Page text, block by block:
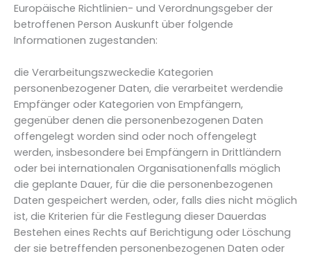
Europäische Richtlinien- und Verordnungsgeber der
betroffenen Person Auskunft über folgende
Informationen zugestanden:
die Verarbeitungszweckedie Kategorien
personenbezogener Daten, die verarbeitet werdendie
Empfänger oder Kategorien von Empfängern,
gegenüber denen die personenbezogenen Daten
offengelegt worden sind oder noch offengelegt
werden, insbesondere bei Empfängern in Drittländern
oder bei internationalen Organisationenfalls möglich
die geplante Dauer, für die die personenbezogenen
Daten gespeichert werden, oder, falls dies nicht möglich
ist, die Kriterien für die Festlegung dieser Dauerdas
Bestehen eines Rechts auf Berichtigung oder Löschung
der sie betreffenden personenbezogenen Daten oder